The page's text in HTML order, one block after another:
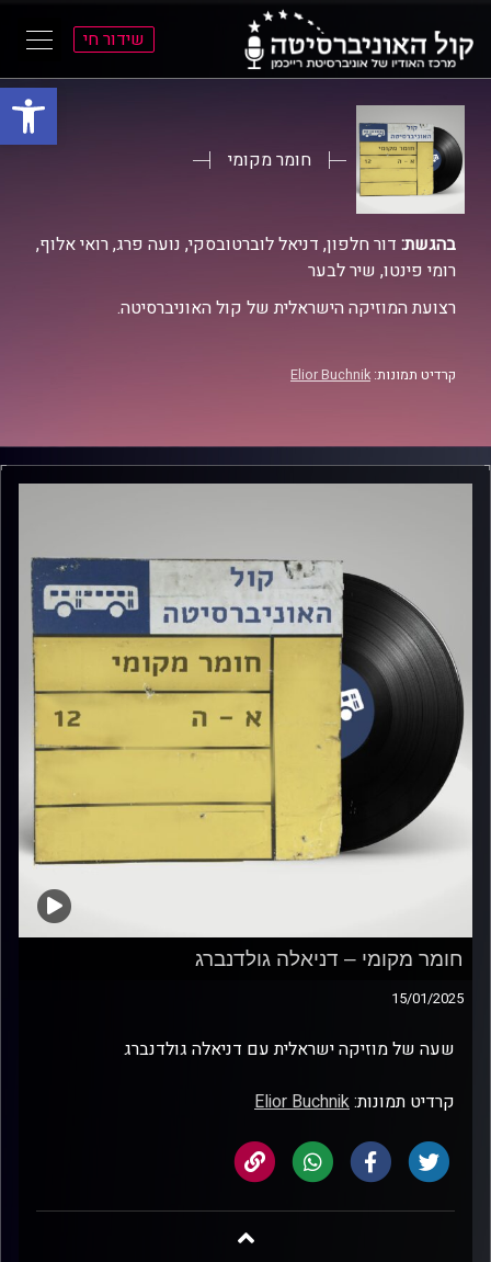
פתח
הראשי
הראשי
שידור חי
חומר מקומי
בהגשת: דור חלפון, דניאל לוברטובסקי, נועה פרג, רואי אלוף,
רומי פינטו, שיר לבער
רצועת המוזיקה הישראלית של קול האוניברסיטה.
קרדיט תמונות: Elior Buchnik
חומר מקומי – דניאלה גולדנברג
15/01/2025
שעה של מוזיקה ישראלית עם דניאלה גולדנברג
קרדיט תמונות:Elior Buchnik